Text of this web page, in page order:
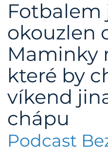
Fotbalem
okouzlen
Maminky
které by
víkend
chápu
Podcast